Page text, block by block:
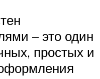
– это один
простых и